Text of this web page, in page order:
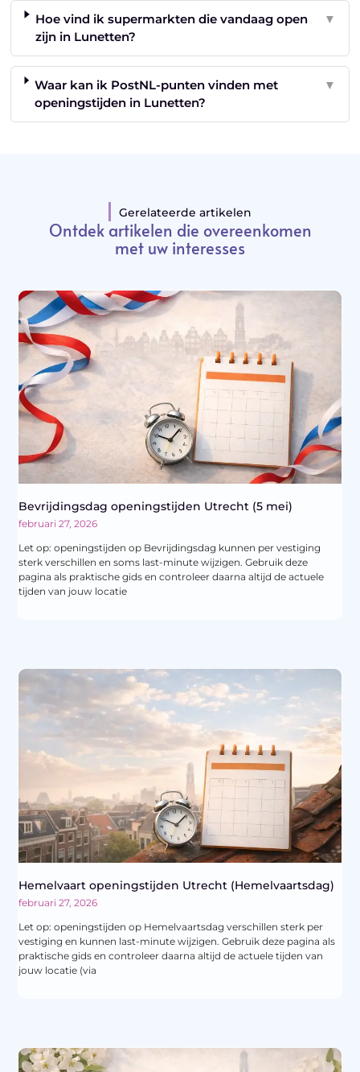
Hoe vind ik supermarkten die vandaag open
zijn in Lunetten?
▼
Waar kan ik PostNL-punten vinden met
openingstijden in Lunetten?
▼
Gerelateerde artikelen
Ontdek artikelen die overeenkomen
met uw interesses
Bevrijdingsdag openingstijden Utrecht (5 mei)
februari 27, 2026
Let op: openingstijden op Bevrijdingsdag kunnen per vestiging
sterk verschillen en soms last-minute wijzigen. Gebruik deze
pagina als praktische gids en controleer daarna altijd de actuele
tijden van jouw locatie
Hemelvaart openingstijden Utrecht (Hemelvaartsdag)
februari 27, 2026
Let op: openingstijden op Hemelvaartsdag verschillen sterk per
vestiging en kunnen last-minute wijzigen. Gebruik deze pagina als
praktische gids en controleer daarna altijd de actuele tijden van
jouw locatie (via